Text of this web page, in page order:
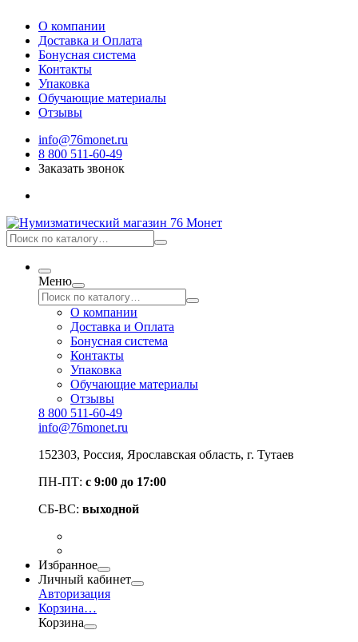
О компании
Доставка и Оплата
Бонусная система
Контакты
Упаковка
Обучающие материалы
Отзывы
info@76monet.ru
8 800 511-60-49
Заказать звонок
Меню
О компании
Доставка и Оплата
Бонусная система
Контакты
Упаковка
Обучающие материалы
Отзывы
8 800 511-60-49
info@76monet.ru
152303, Россия, Ярославская область, г. Тутаев
ПН-ПТ: с 9:00 до 17:00
СБ-ВС: выходной
Избранное
Личный кабинет
Авторизация
Корзина…
Корзина